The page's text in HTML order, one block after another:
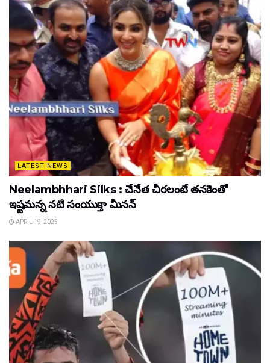
LATEST NEWS
Neelambhhari Silks : చేనేత చీరలంటే తనకెంతో
ఇష్టమన్న నటి సంయుక్తా మీనన్‌
APRIL 19, 2025